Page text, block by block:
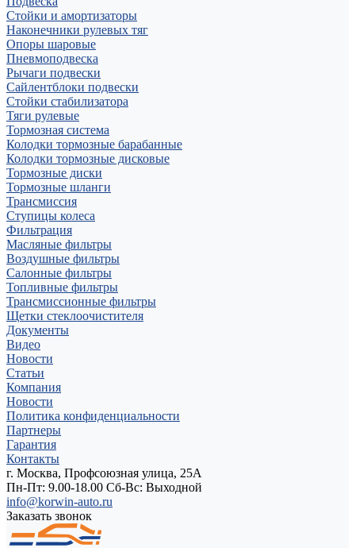
Стойки и амортизаторы
Наконечники рулевых тяг
Опоры шаровые
Пневмоподвеска
Рычаги подвески
Сайлентблоки подвески
Стойки стабилизатора
Тяги рулевые
Тормозная система
Колодки тормозные барабанные
Колодки тормозные дисковые
Тормозные диски
Тормозные шланги
Трансмиссия
Ступицы колеса
Фильтрация
Масляные фильтры
Воздушные фильтры
Салонные фильтры
Топливные фильтры
Трансмиссионные фильтры
Щетки стеклоочистителя
Документы
Видео
Новости
Статьи
Компания
Новости
Политика конфиденциальности
Партнеры
Гарантия
Контакты
г. Москва, Профсоюзная улица, 25А
Пн-Пт: 9.00-18.00 Cб-Вс: Выходной
info@korwin-auto.ru
Заказать звонок